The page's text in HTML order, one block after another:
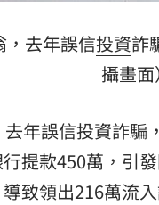
「爸」氣 12:00
球熱潮 10:00
！ 18:15
，去年誤信投資詐
攝畫面）
年誤信投資詐
提款450萬，引
致領出216萬流